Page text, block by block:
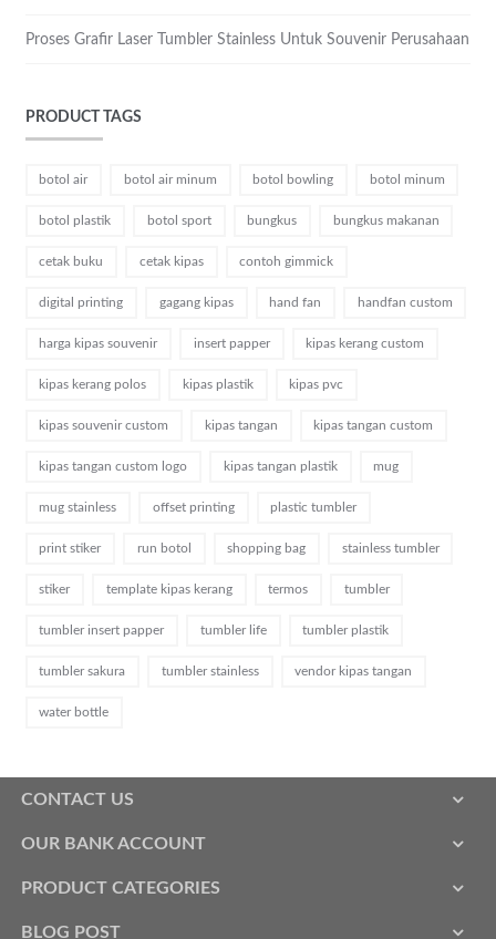
Proses Grafir Laser Tumbler Stainless Untuk Souvenir Perusahaan
PRODUCT TAGS
botol air botol air minum botol bowling botol minum
botol plastik botol sport bungkus bungkus makanan
cetak buku cetak kipas contoh gimmick
digital printing gagang kipas hand fan handfan custom
harga kipas souvenir insert papper kipas kerang custom
kipas kerang polos kipas plastik kipas pvc
kipas souvenir custom kipas tangan kipas tangan custom
kipas tangan custom logo kipas tangan plastik mug
mug stainless offset printing plastic tumbler
print stiker run botol shopping bag stainless tumbler
stiker template kipas kerang termos tumbler
tumbler insert papper tumbler life tumbler plastik
tumbler sakura tumbler stainless vendor kipas tangan
water bottle
CONTACT US
OUR BANK ACCOUNT
PRODUCT CATEGORIES
BLOG POST